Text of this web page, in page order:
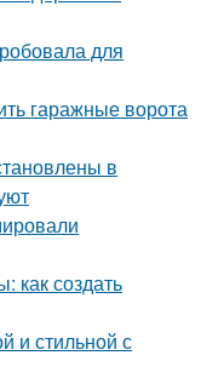
для
гаражные ворота
в
как создать
и стильной с